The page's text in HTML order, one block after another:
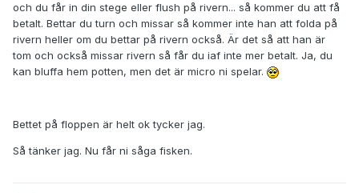
och du får in din stege eller flush på rivern... så kommer du att få
betalt. Bettar du turn och missar så kommer inte han att folda på
rivern heller om du bettar på rivern också. Är det så att han är
tom och också missar rivern så får du iaf inte mer betalt. Ja, du
kan bluffa hem potten, men det är micro ni spelar.
Bettet på floppen är helt ok tycker jag.
Så tänker jag. Nu får ni såga fisken.